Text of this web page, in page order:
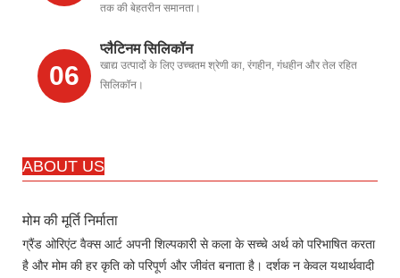
तक की बेहतरीन समानता।
06
प्लैटिनम सिलिकॉन
खाद्य उत्पादों के लिए उच्चतम श्रेणी का, रंगहीन, गंधहीन और तेल रहित
सिलिकॉन।
ABOUT US
मोम की मूर्ति निर्माता
ग्रैंड ओरिएंट वैक्स आर्ट अपनी शिल्पकारी से कला के सच्चे अर्थ को परिभाषित करता
है और मोम की हर कृति को परिपूर्ण और जीवंत बनाता है। दर्शक न केवल यथार्थवादी